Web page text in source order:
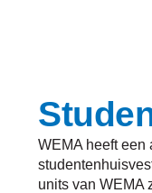
WEMA heeft een
units van WEMA